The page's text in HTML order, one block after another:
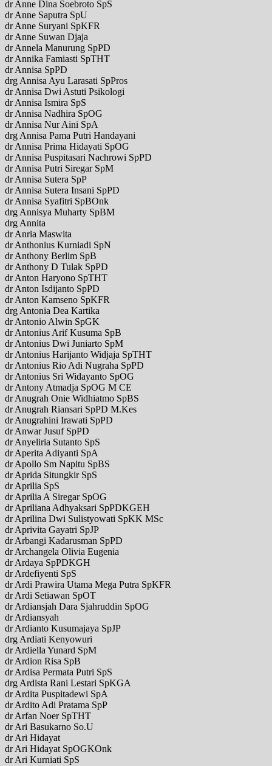
dr Anne Dina Soebroto SpS
dr Anne Saputra SpU
dr Anne Suryani SpKFR
dr Anne Suwan Djaja
dr Annela Manurung SpPD
dr Annika Famiasti SpTHT
dr Annisa SpPD
drg Annisa Ayu Larasati SpPros
dr Annisa Dwi Astuti Psikologi
dr Annisa Ismira SpS
dr Annisa Nadhira SpOG
dr Annisa Nur Aini SpA
drg Annisa Pama Putri Handayani
dr Annisa Prima Hidayati SpOG
dr Annisa Puspitasari Nachrowi SpPD
dr Annisa Putri Siregar SpM
dr Annisa Sutera SpP
dr Annisa Sutera Insani SpPD
dr Annisa Syafitri SpBOnk
drg Annisya Muharty SpBM
drg Annita
dr Anria Maswita
dr Anthonius Kurniadi SpN
dr Anthony Berlim SpB
dr Anthony D Tulak SpPD
dr Anton Haryono SpTHT
dr Anton Isdijanto SpPD
dr Anton Kamseno SpKFR
drg Antonia Dea Kartika
dr Antonio Alwin SpGK
dr Antonius Arif Kusuma SpB
dr Antonius Dwi Juniarto SpM
dr Antonius Harijanto Widjaja SpTHT
dr Antonius Rio Adi Nugraha SpPD
dr Antonius Sri Widayanto SpOG
dr Antony Atmadja SpOG M CE
dr Anugrah Onie Widhiatmo SpBS
dr Anugrah Riansari SpPD M.Kes
dr Anugrahini Irawati SpPD
dr Anwar Jusuf SpPD
dr Anyeliria Sutanto SpS
dr Aperita Adiyanti SpA
dr Apollo Sm Napitu SpBS
dr Aprida Situngkir SpS
dr Aprilia SpS
dr Aprilia A Siregar SpOG
dr Apriliana Adhyaksari SpPDKGEH
dr Aprilina Dwi Sulistyowati SpKK MSc
dr Aprivita Gayatri SpJP
dr Arbangi Kadarusman SpPD
dr Archangela Olivia Eugenia
dr Ardaya SpPDKGH
dr Ardefiyenti SpS
dr Ardi Prawira Utama Mega Putra SpKFR
dr Ardi Setiawan SpOT
dr Ardiansjah Dara Sjahruddin SpOG
dr Ardiansyah
dr Ardianto Kusumajaya SpJP
drg Ardiati Kenyowuri
dr Ardiella Yunard SpM
dr Ardion Risa SpB
dr Ardisa Permata Putri SpS
drg Ardista Rani Lestari SpKGA
dr Ardita Puspitadewi SpA
dr Ardito Adi Pratama SpP
dr Arfan Noer SpTHT
dr Ari Basukarno So.U
dr Ari Hidayat
dr Ari Hidayat SpOGKOnk
dr Ari Kurniati SpS